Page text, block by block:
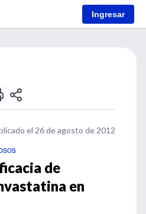
Ingresar
el 26 de agosto de 2012
de
en